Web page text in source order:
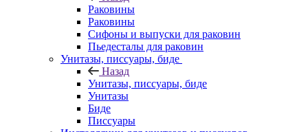
Раковины
Раковины
Сифоны и выпуски для раковин
Пьедесталы для раковин
Унитазы, писсуары, биде
Назад
Унитазы, писсуары, биде
Унитазы
Биде
Писсуары